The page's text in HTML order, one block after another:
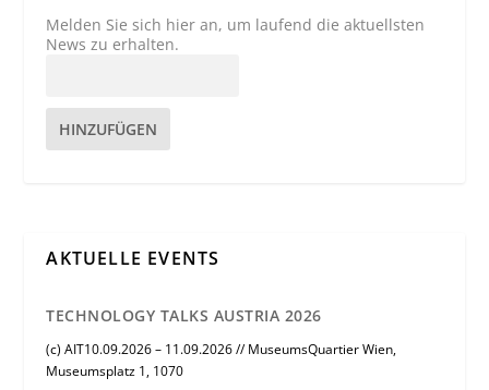
Melden Sie sich hier an, um laufend die aktuellsten
News zu erhalten.
HINZUFÜGEN
AKTUELLE EVENTS
TECHNOLOGY TALKS AUSTRIA 2026
(c) AIT10.09.2026 – 11.09.2026 // MuseumsQuartier Wien,
Museumsplatz 1, 1070